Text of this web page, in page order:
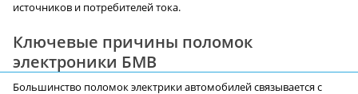
источников и потребителей тока.
Ключевые причины поломок
электроники БМВ
Большинство поломок электрики автомобилей связывается с